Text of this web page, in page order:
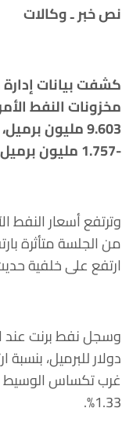
نص خبر ـ وكالات
كشفت بيانات
مخزونات النفط
9.603 مليون
-1.757 مليون برميل.
وترتفع أسعار
من الجلسة متأثرة
ارتفع على خلفية
1.33%.